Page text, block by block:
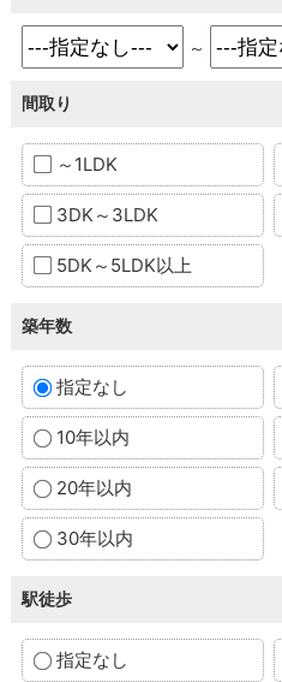
～
間取り
～1LDK
3DK～3LDK
5DK～5LDK以上
築年数
指定なし
10年以内
20年以内
30年以内
駅徒歩
指定なし